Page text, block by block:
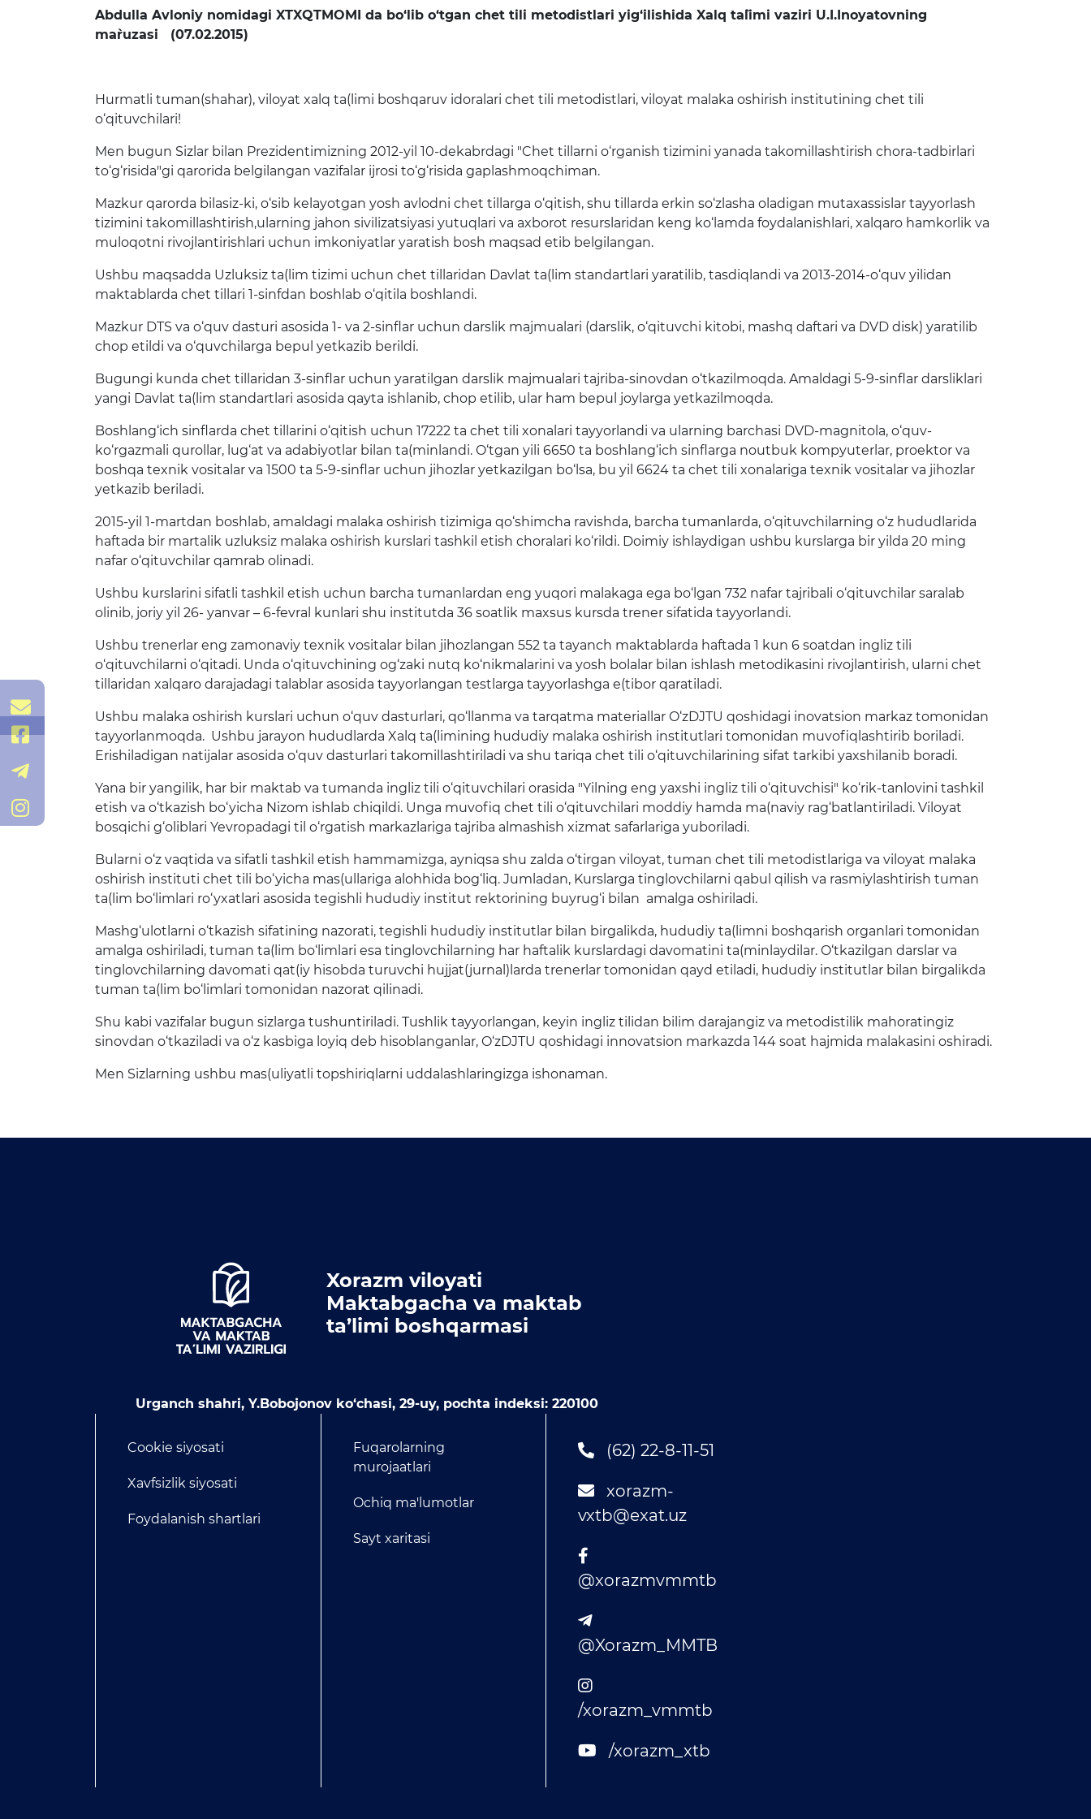
o'tkazish Bo'sh ish o'rinlari Matbuot anjumanlari
Akkreditatsiya
Infografika
E'lonlar
hamda tashkilot raqami)
Amalga oshirilayotgan
Abdulla Avloniy nomidagi XTXQTMOMI da bo‘lib o‘tgan chet tili metodistlari yig‘ilishida Xalq ta`limi vaziri U.I.Inoyatovning
ma`ruzasi (07.02.2015)
Hurmatli tuman(shahar), viloyat xalq ta(limi boshqaruv idoralari chet tili metodistlari, viloyat malaka oshirish institutining chet tili
o‘qituvchilari!
Men bugun Sizlar bilan Prezidentimizning 2012-yil 10-dekabrdagi "Chet tillarni o‘rganish tizimini yanada takomillashtirish chora-tadbirlari
to‘g‘risida"gi qarorida belgilangan vazifalar ijrosi to‘g‘risida gaplashmoqchiman.
Mazkur qarorda bilasiz-ki, o‘sib kelayotgan yosh avlodni chet tillarga o‘qitish, shu tillarda erkin so‘zlasha oladigan mutaxassislar tayyorlash
tizimini takomillashtirish,ularning jahon sivilizatsiyasi yutuqlari va axborot resurslaridan keng ko‘lamda foydalanishlari, xalqaro hamkorlik va
muloqotni rivojlantirishlari uchun imkoniyatlar yaratish bosh maqsad etib belgilangan.
Ushbu maqsadda Uzluksiz ta(lim tizimi uchun chet tillaridan Davlat ta(lim standartlari yaratilib, tasdiqlandi va 2013-2014-o‘quv yilidan
maktablarda chet tillari 1-sinfdan boshlab o‘qitila boshlandi.
Mazkur DTS va o‘quv dasturi asosida 1- va 2-sinflar uchun darslik majmualari (darslik, o‘qituvchi kitobi, mashq daftari va DVD disk) yaratilib
chop etildi va o‘quvchilarga bepul yetkazib berildi.
Bugungi kunda chet tillaridan 3-sinflar uchun yaratilgan darslik majmualari tajriba-sinovdan o‘tkazilmoqda. Amaldagi 5-9-sinflar darsliklari
yangi Davlat ta(lim standartlari asosida qayta ishlanib, chop etilib, ular ham bepul joylarga yetkazilmoqda.
Boshlang‘ich sinflarda chet tillarini o‘qitish uchun 17222 ta chet tili xonalari tayyorlandi va ularning barchasi DVD-magnitola, o‘quv-
ko‘rgazmali qurollar, lug‘at va adabiyotlar bilan ta(minlandi. O‘tgan yili 6650 ta boshlang‘ich sinflarga noutbuk kompyuterlar, proektor va
boshqa texnik vositalar va 1500 ta 5-9-sinflar uchun jihozlar yetkazilgan bo‘lsa, bu yil 6624 ta chet tili xonalariga texnik vositalar va jihozlar
yetkazib beriladi.
2015-yil 1-martdan boshlab, amaldagi malaka oshirish tizimiga qo‘shimcha ravishda, barcha tumanlarda, o‘qituvchilarning o‘z hududlarida
haftada bir martalik uzluksiz malaka oshirish kurslari tashkil etish choralari ko‘rildi. Doimiy ishlaydigan ushbu kurslarga bir yilda 20 ming
nafar o‘qituvchilar qamrab olinadi.
Ushbu kurslarini sifatli tashkil etish uchun barcha tumanlardan eng yuqori malakaga ega bo‘lgan 732 nafar tajribali o‘qituvchilar saralab
olinib, joriy yil 26- yanvar – 6-fevral kunlari shu institutda 36 soatlik maxsus kursda trener sifatida tayyorlandi.
Ushbu trenerlar eng zamonaviy texnik vositalar bilan jihozlangan 552 ta tayanch maktablarda haftada 1 kun 6 soatdan ingliz tili
o‘qituvchilarni o‘qitadi. Unda o‘qituvchining og‘zaki nutq ko‘nikmalarini va yosh bolalar bilan ishlash metodikasini rivojlantirish, ularni chet
tillaridan xalqaro darajadagi talablar asosida tayyorlangan testlarga tayyorlashga e(tibor qaratiladi.
Ushbu malaka oshirish kurslari uchun o‘quv dasturlari, qo‘llanma va tarqatma materiallar O‘zDJTU qoshidagi inovatsion markaz tomonidan
tayyorlanmoqda. Ushbu jarayon hududlarda Xalq ta(limining hududiy malaka oshirish institutlari tomonidan muvofiqlashtirib boriladi.
Erishiladigan natijalar asosida o‘quv dasturlari takomillashtiriladi va shu tariqa chet tili o‘qituvchilarining sifat tarkibi yaxshilanib boradi.
Yana bir yangilik, har bir maktab va tumanda ingliz tili o‘qituvchilari orasida "Yilning eng yaxshi ingliz tili o‘qituvchisi" ko‘rik-tanlovini tashkil
etish va o‘tkazish bo‘yicha Nizom ishlab chiqildi. Unga muvofiq chet tili o‘qituvchilari moddiy hamda ma(naviy rag‘batlantiriladi. Viloyat
bosqichi g‘oliblari Yevropadagi til o‘rgatish markazlariga tajriba almashish xizmat safarlariga yuboriladi.
Bularni o‘z vaqtida va sifatli tashkil etish hammamizga, ayniqsa shu zalda o‘tirgan viloyat, tuman chet tili metodistlariga va viloyat malaka
oshirish instituti chet tili bo‘yicha mas(ullariga alohhida bog‘liq. Jumladan, Kurslarga tinglovchilarni qabul qilish va rasmiylashtirish tuman
ta(lim bo‘limlari ro‘yxatlari asosida tegishli hududiy institut rektorining buyrug‘i bilan amalga oshiriladi.
Mashg‘ulotlarni o‘tkazish sifatining nazorati, tegishli hududiy institutlar bilan birgalikda, hududiy ta(limni boshqarish organlari tomonidan
amalga oshiriladi, tuman ta(lim bo‘limlari esa tinglovchilarning har haftalik kurslardagi davomatini ta(minlaydilar. O‘tkazilgan darslar va
tinglovchilarning davomati qat(iy hisobda turuvchi hujjat(jurnal)larda trenerlar tomonidan qayd etiladi, hududiy institutlar bilan birgalikda
tuman ta(lim bo‘limlari tomonidan nazorat qilinadi.
Shu kabi vazifalar bugun sizlarga tushuntiriladi. Tushlik tayyorlangan, keyin ingliz tilidan bilim darajangiz va metodistilik mahoratingiz
sinovdan o‘tkaziladi va o‘z kasbiga loyiq deb hisoblanganlar, O‘zDJTU qoshidagi innovatsion markazda 144 soat hajmida malakasini oshiradi.
Men Sizlarning ushbu mas(uliyatli topshiriqlarni uddalashlaringizga ishonaman.
Xorazm viloyati
Maktabgacha va maktab
ta’limi boshqarmasi
Urganch shahri, Y.Bobojonov ko‘chasi, 29-uy, pochta indeksi: 220100
Cookie siyosati
Xavfsizlik siyosati
Foydalanish shartlari
Fuqarolarning
murojaatlari
Ochiq ma'lumotlar
Sayt xaritasi
(62) 22-8-11-51
xorazm-
vxtb@exat.uz
@xorazmvmmtb
@Xorazm_MMTB
/xorazm_vmmtb
/xorazm_xtb
xorazm-
vxtb@exat.uz
@xorazmvmmtb
@Xorazm_MMTB
/xorazm_vmmtb